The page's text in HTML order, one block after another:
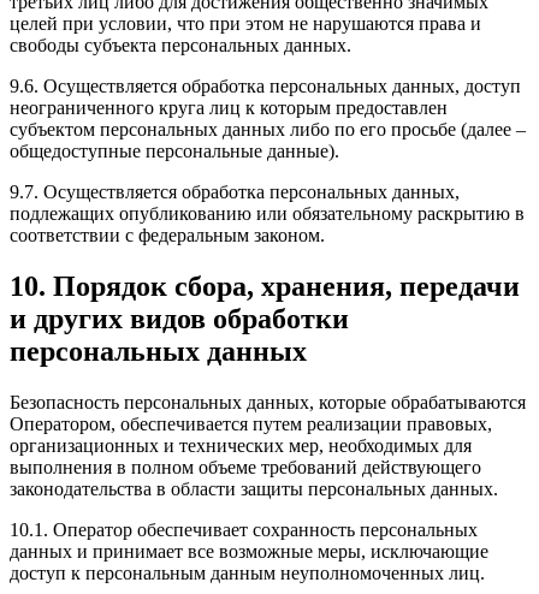
целей при условии, что при этом не нарушаются права и
свободы субъекта персональных данных.
9.6. Осуществляется обработка персональных данных, доступ
неограниченного круга лиц к которым предоставлен
субъектом персональных данных либо по его просьбе (далее –
общедоступные персональные данные).
9.7. Осуществляется обработка персональных данных,
подлежащих опубликованию или обязательному раскрытию в
соответствии с федеральным законом.
10. Порядок сбора, хранения, передачи
и других видов обработки
персональных данных
Безопасность персональных данных, которые обрабатываются
Оператором, обеспечивается путем реализации правовых,
организационных и технических мер, необходимых для
выполнения в полном объеме требований действующего
законодательства в области защиты персональных данных.
10.1. Оператор обеспечивает сохранность персональных
данных и принимает все возможные меры, исключающие
доступ к персональным данным неуполномоченных лиц.